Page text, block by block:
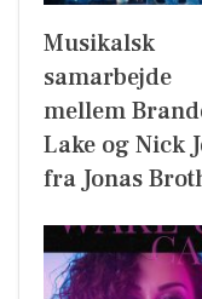
Musikalsk
samarbejde
mellem
Lake og Nick
fra Jonas